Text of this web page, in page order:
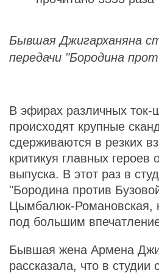
Бывшая Джигарханяна
передачи "Бородина
В эфирах различных ток-
происходят крупные
сдерживаются в резких
критикуя главных героев
выпуска. В этот раз в
"Бородина против
Цымбалюк-Романовская,
под большим
Бывшая жена Армена
рассказала, что в студии